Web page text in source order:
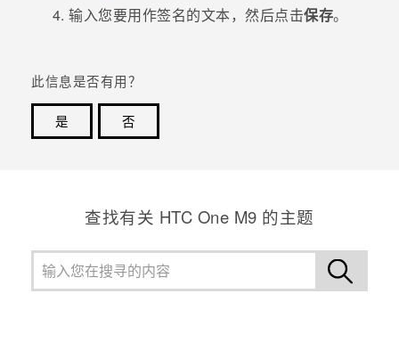
输入您要用作签名的文本，然后点击保存。
此信息是否有用？
是
否
查找有关 HTC One M9 的主题